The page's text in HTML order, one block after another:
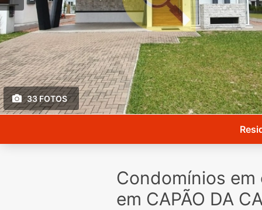
33 FOTOS
Condomínios
em CAPÃO DA